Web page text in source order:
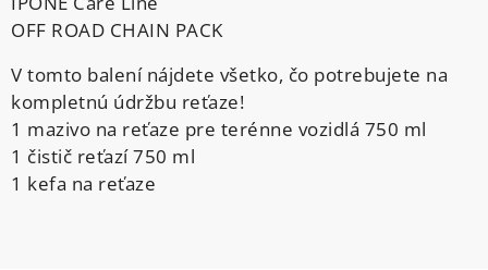
OFF ROAD CHAIN PACK
V tomto balení nájdete všetko, čo potrebujete na
kompletnú údržbu reťaze!
1 mazivo na reťaze pre terénne vozidlá 750 ml
1 čistič reťazí 750 ml
1 kefa na reťaze